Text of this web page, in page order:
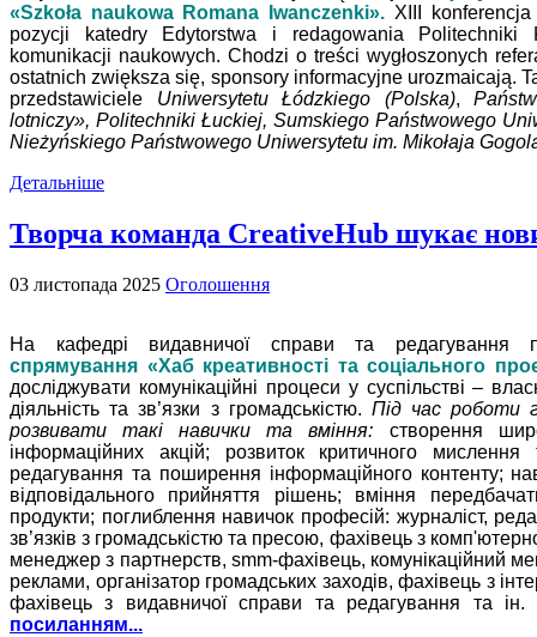
«Szkoła naukowa Romana Iwanczenki». XIII
pozycji katedry Edytorstwa i redagowania Politechniki
komunikacji naukowych. Chodzi o treści wygłoszonych
ostatnich zwiększa się, sponsory informacyjne urozmaicają.
przedstawiciele Uniwersytetu Łódzkiego (Polska),
lotniczy», Politechniki Łuckiej, Sumskiego Państwowego
Nieżyńskiego Państwowego Uniwersytetu im. Mikołaja
Детальніше
Творча команда CreativeHub шукає
03 листопада 2025 Оголошення
На кафедрі видавничої справи та
спрямування «Хаб креативності та соціального
досліджувати комунікаційні процеси у суспільстві –
діяльність та зв’язки з громадськістю. Під час роботи
розвивати такі навички та вміння: створення
інформаційних акцій; розвиток критичного
редагування та поширення інформаційного контенту;
відповідального прийняття рішень; вміння
продукти; поглиблення навичок професій: журналіст,
зв’язків з громадськістю та пресою, фахівець з
менеджер з партнерств, smm-фахівець, комунікаційний
реклами, організатор громадських заходів, фахівець з
фахівець з видавничої справи та редагування та ін.
посиланням...